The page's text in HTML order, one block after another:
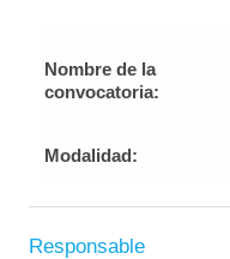
Nombre de la
convocatoria:
Modalidad:
Responsable